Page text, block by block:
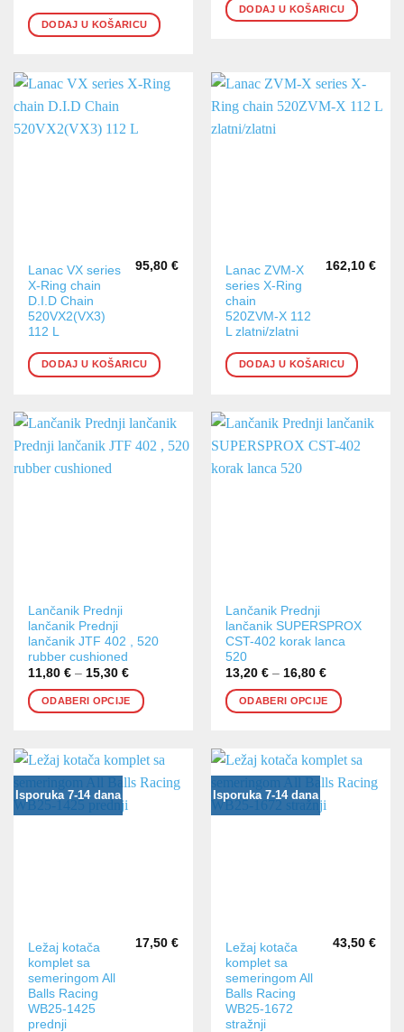
DODAJ U KOŠARICU
DODAJ U KOŠARICU
Lanac VX series
X-Ring chain
D.I.D Chain
520VX2(VX3)
112 L
95,80 €
DODAJ U KOŠARICU
Lanac ZVM-X
series X-Ring
chain
520ZVM-X 112
L zlatni/zlatni
162,10 €
DODAJ U KOŠARICU
Lančanik Prednji
lančanik Prednji
lančanik JTF 402 , 520
rubber cushioned
11,80€ – 15,30€
od
11,80 €
ODABERI OPCIJE
Ovaj
proizvod
ima
više
varijanti.
Opcije
odabrati
na
stranici
proizvoda
Lančanik Prednji
lančanik SUPERSPROX
CST-402 korak lanca
520
13,20€ – 16,80€
od
13,20 €
ODABERI OPCIJE
Ovaj
proizvod
ima
više
varijanti.
Opcije
odabrati
na
stranici
proizvoda
Isporuka 7-14 dana
Ležaj kotača
komplet sa
semeringom All
Balls Racing
WB25-1425
prednji
17,50 €
Isporuka 7-14 dana
Ležaj kotača
komplet sa
semeringom All
Balls Racing
WB25-1672
stražnji
43,50 €